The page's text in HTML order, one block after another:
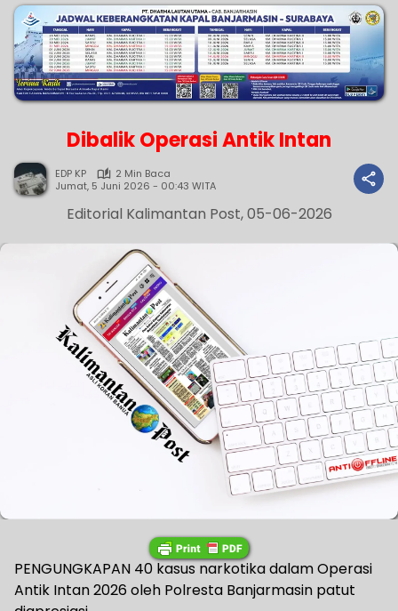
Dibalik Operasi Antik Intan
EDP KP
2 Min Baca
Jumat, 5 Juni 2026 - 00:43 WITA
Editorial Kalimantan Post, 05-06-2026
PENGUNGKAPAN 40 kasus narkotika dalam Operasi
Antik Intan 2026 oleh Polresta Banjarmasin patut